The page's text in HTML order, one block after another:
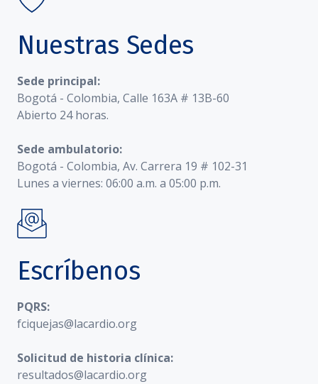
Nuestras Sedes
Sede principal:
Bogotá - Colombia, Calle 163A # 13B-60
Abierto 24 horas.
Sede ambulatorio:
Bogotá - Colombia, Av. Carrera 19 # 102-31
Lunes a viernes: 06:00 a.m. a 05:00 p.m.
Escríbenos
PQRS:
fciquejas@lacardio.org
Solicitud de historia clínica:
resultados@lacardio.org